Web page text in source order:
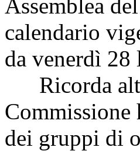
Assemblea
calendario
da venerdì
Ricorda
Commissione
dei gruppi di